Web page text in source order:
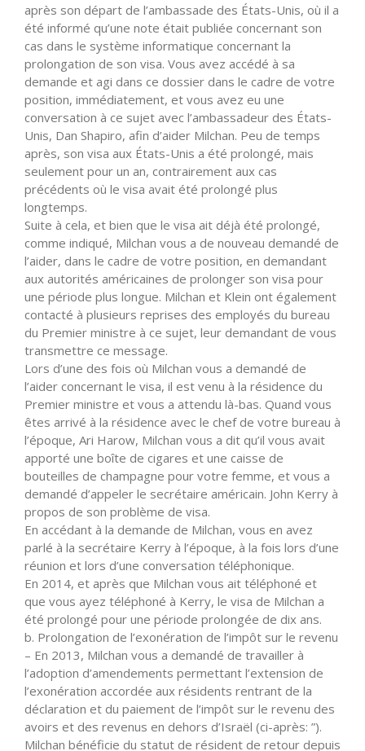
après son départ de l’ambassade des États-Unis, où il a
été informé qu’une note était publiée concernant son
cas dans le système informatique concernant la
prolongation de son visa. Vous avez accédé à sa
demande et agi dans ce dossier dans le cadre de votre
position, immédiatement, et vous avez eu une
conversation à ce sujet avec l’ambassadeur des États-
Unis, Dan Shapiro, afin d’aider Milchan. Peu de temps
après, son visa aux États-Unis a été prolongé, mais
seulement pour un an, contrairement aux cas
précédents où le visa avait été prolongé plus
longtemps.
Suite à cela, et bien que le visa ait déjà été prolongé,
comme indiqué, Milchan vous a de nouveau demandé de
l’aider, dans le cadre de votre position, en demandant
aux autorités américaines de prolonger son visa pour
une période plus longue. Milchan et Klein ont également
contacté à plusieurs reprises des employés du bureau
du Premier ministre à ce sujet, leur demandant de vous
transmettre ce message.
Lors d’une des fois où Milchan vous a demandé de
l’aider concernant le visa, il est venu à la résidence du
Premier ministre et vous a attendu là-bas. Quand vous
êtes arrivé à la résidence avec le chef de votre bureau à
l’époque, Ari Harow, Milchan vous a dit qu’il vous avait
apporté une boîte de cigares et une caisse de
bouteilles de champagne pour votre femme, et vous a
demandé d’appeler le secrétaire américain. John Kerry à
propos de son problème de visa.
En accédant à la demande de Milchan, vous en avez
parlé à la secrétaire Kerry à l’époque, à la fois lors d’une
réunion et lors d’une conversation téléphonique.
En 2014, et après que Milchan vous ait téléphoné et
que vous ayez téléphoné à Kerry, le visa de Milchan a
été prolongé pour une période prolongée de dix ans.
b. Prolongation de l’exonération de l’impôt sur le revenu
– En 2013, Milchan vous a demandé de travailler à
l’adoption d’amendements permettant l’extension de
l’exonération accordée aux résidents rentrant de la
déclaration et du paiement de l’impôt sur le revenu des
avoirs et des revenus en dehors d’Israël (ci-après: ”).
Milchan bénéficie du statut de résident de retour depuis